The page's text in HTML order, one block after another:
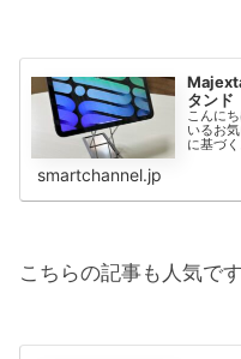
タンド
こんに
いるお
に基づ
smartchannel.jp
こちらの記事も人気です